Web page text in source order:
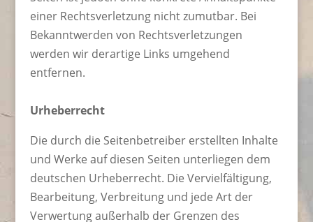
einer Rechtsverletzung nicht zumutbar. Bei
Bekanntwerden von Rechtsverletzungen
werden wir derartige Links umgehend
entfernen.
Urheberrecht
Die durch die Seitenbetreiber erstellten Inhalte
und Werke auf diesen Seiten unterliegen dem
deutschen Urheberrecht. Die Vervielfältigung,
Bearbeitung, Verbreitung und jede Art der
Verwertung außerhalb der Grenzen des